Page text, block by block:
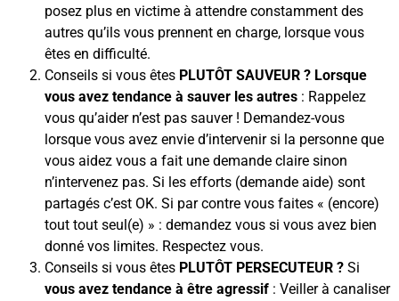
posez plus en victime à attendre constamment des
autres qu’ils vous prennent en charge, lorsque vous
êtes en difficulté.
Conseils si vous êtes PLUTÔT SAUVEUR ? Lorsque
vous avez tendance à sauver les autres : Rappelez
vous qu’aider n’est pas sauver ! Demandez-vous
lorsque vous avez envie d’intervenir si la personne que
vous aidez vous a fait une demande claire sinon
n’intervenez pas. Si les efforts (demande aide) sont
partagés c’est OK. Si par contre vous faites « (encore)
tout tout seul(e) » : demandez vous si vous avez bien
donné vos limites. Respectez vous.
Conseils si vous êtes PLUTÔT PERSECUTEUR ? Si
vous avez tendance à être agressif : Veiller à canaliser